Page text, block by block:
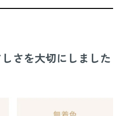
さを大切にしました